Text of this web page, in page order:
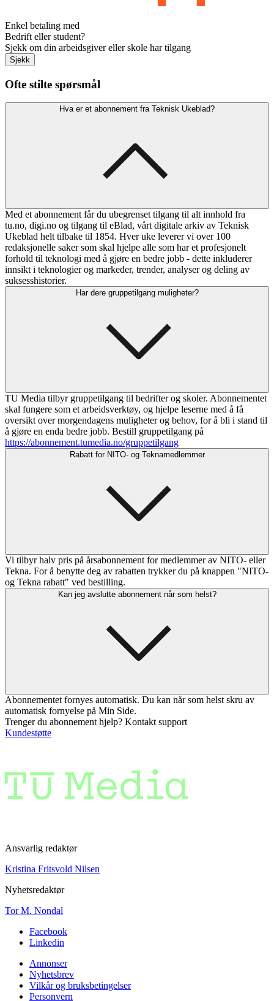
Enkel betaling med
Bedrift eller student?
Sjekk om din arbeidsgiver eller skole har tilgang
Sjekk
Ofte stilte spørsmål
Hva er et abonnement fra Teknisk Ukeblad?
Med et abonnement får du ubegrenset tilgang til alt innhold fra
tu.no, digi.no og tilgang til eBlad, vårt digitale arkiv av Teknisk
Ukeblad helt tilbake til 1854. Hver uke leverer vi over 100
redaksjonelle saker som skal hjelpe alle som har et profesjonelt
forhold til teknologi med å gjøre en bedre jobb - dette inkluderer
innsikt i teknologier og markeder, trender, analyser og deling av
suksesshistorier.
Har dere gruppetilgang muligheter?
TU Media tilbyr gruppetilgang til bedrifter og skoler. Abonnementet
skal fungere som et arbeidsverktøy, og hjelpe leserne med å få
oversikt over morgendagens muligheter og behov, for å bli i stand til
å gjøre en enda bedre jobb. Bestill gruppetilgang på
https://abonnement.tumedia.no/gruppetilgang
Rabatt for NITO- og Teknamedlemmer
Vi tilbyr halv pris på årsabonnement for medlemmer av NITO- eller
Tekna. For å benytte deg av rabatten trykker du på knappen "NITO-
og Tekna rabatt" ved bestilling.
Kan jeg avslutte abonnement når som helst?
Abonnementet fornyes automatisk. Du kan når som helst skru av
automatisk fornyelse på Min Side.
Trenger du abonnement hjelp? Kontakt support
Kundestøtte
Ansvarlig redaktør
Kristina Fritsvold Nilsen
Nyhetsredaktør
Tor M. Nondal
Facebook
Linkedin
Annonser
Nyhetsbrev
Vilkår og bruksbetingelser
Personvern